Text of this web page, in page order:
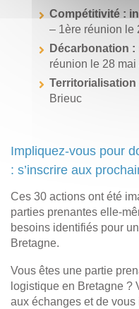
Compétitivité :
– 1ère réunion le
Décarbonation
réunion le 28
Territorialisation
Brieuc
Impliquez-vous pour
: s’inscrire aux
Ces 30 actions ont été
parties prenantes elle-
besoins identifiés pour
Bretagne.
Vous êtes une partie
logistique en Bretagne ?
aux échanges et de